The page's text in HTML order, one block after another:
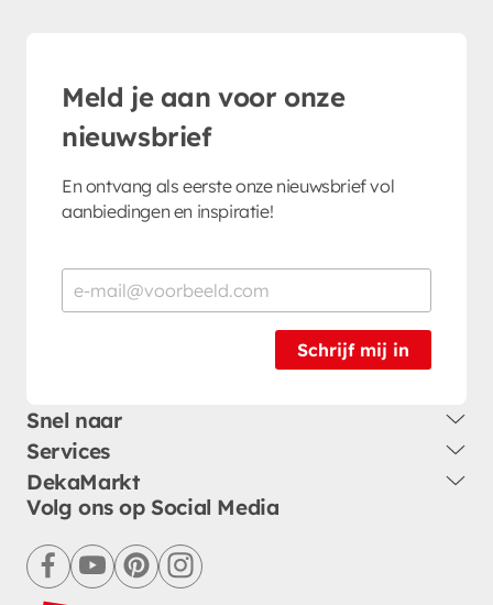
Meld je aan voor onze
nieuwsbrief
En ontvang als eerste onze nieuwsbrief vol
aanbiedingen en inspiratie!
Schrijf mij in
Snel naar
Services
DekaMarkt
Volg ons op Social Media
facebookyoutubepinterestinstagram